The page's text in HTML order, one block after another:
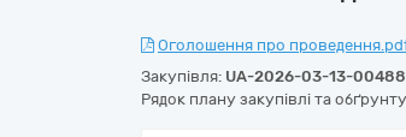
Оголошення про
Закупівля: UA-2026-03-13-
Рядок плану закупівлі та